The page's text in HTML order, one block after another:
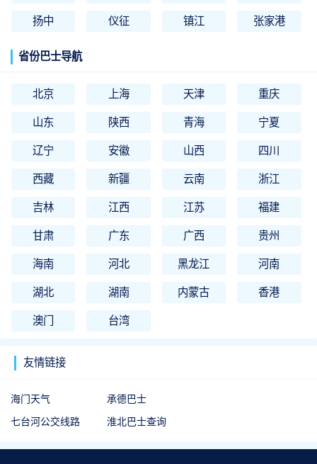
扬中 仪征 镇江 张家港
省份巴士导航
北京 上海 天津 重庆
山东 陕西 青海 宁夏
辽宁 安徽 山西 四川
西藏 新疆 云南 浙江
吉林 江西 江苏 福建
甘肃 广东 广西 贵州
海南 河北 黑龙江 河南
湖北 湖南 内蒙古 香港
澳门 台湾
友情链接
海门天气 承德巴士
七台河公交线路 淮北巴士查询